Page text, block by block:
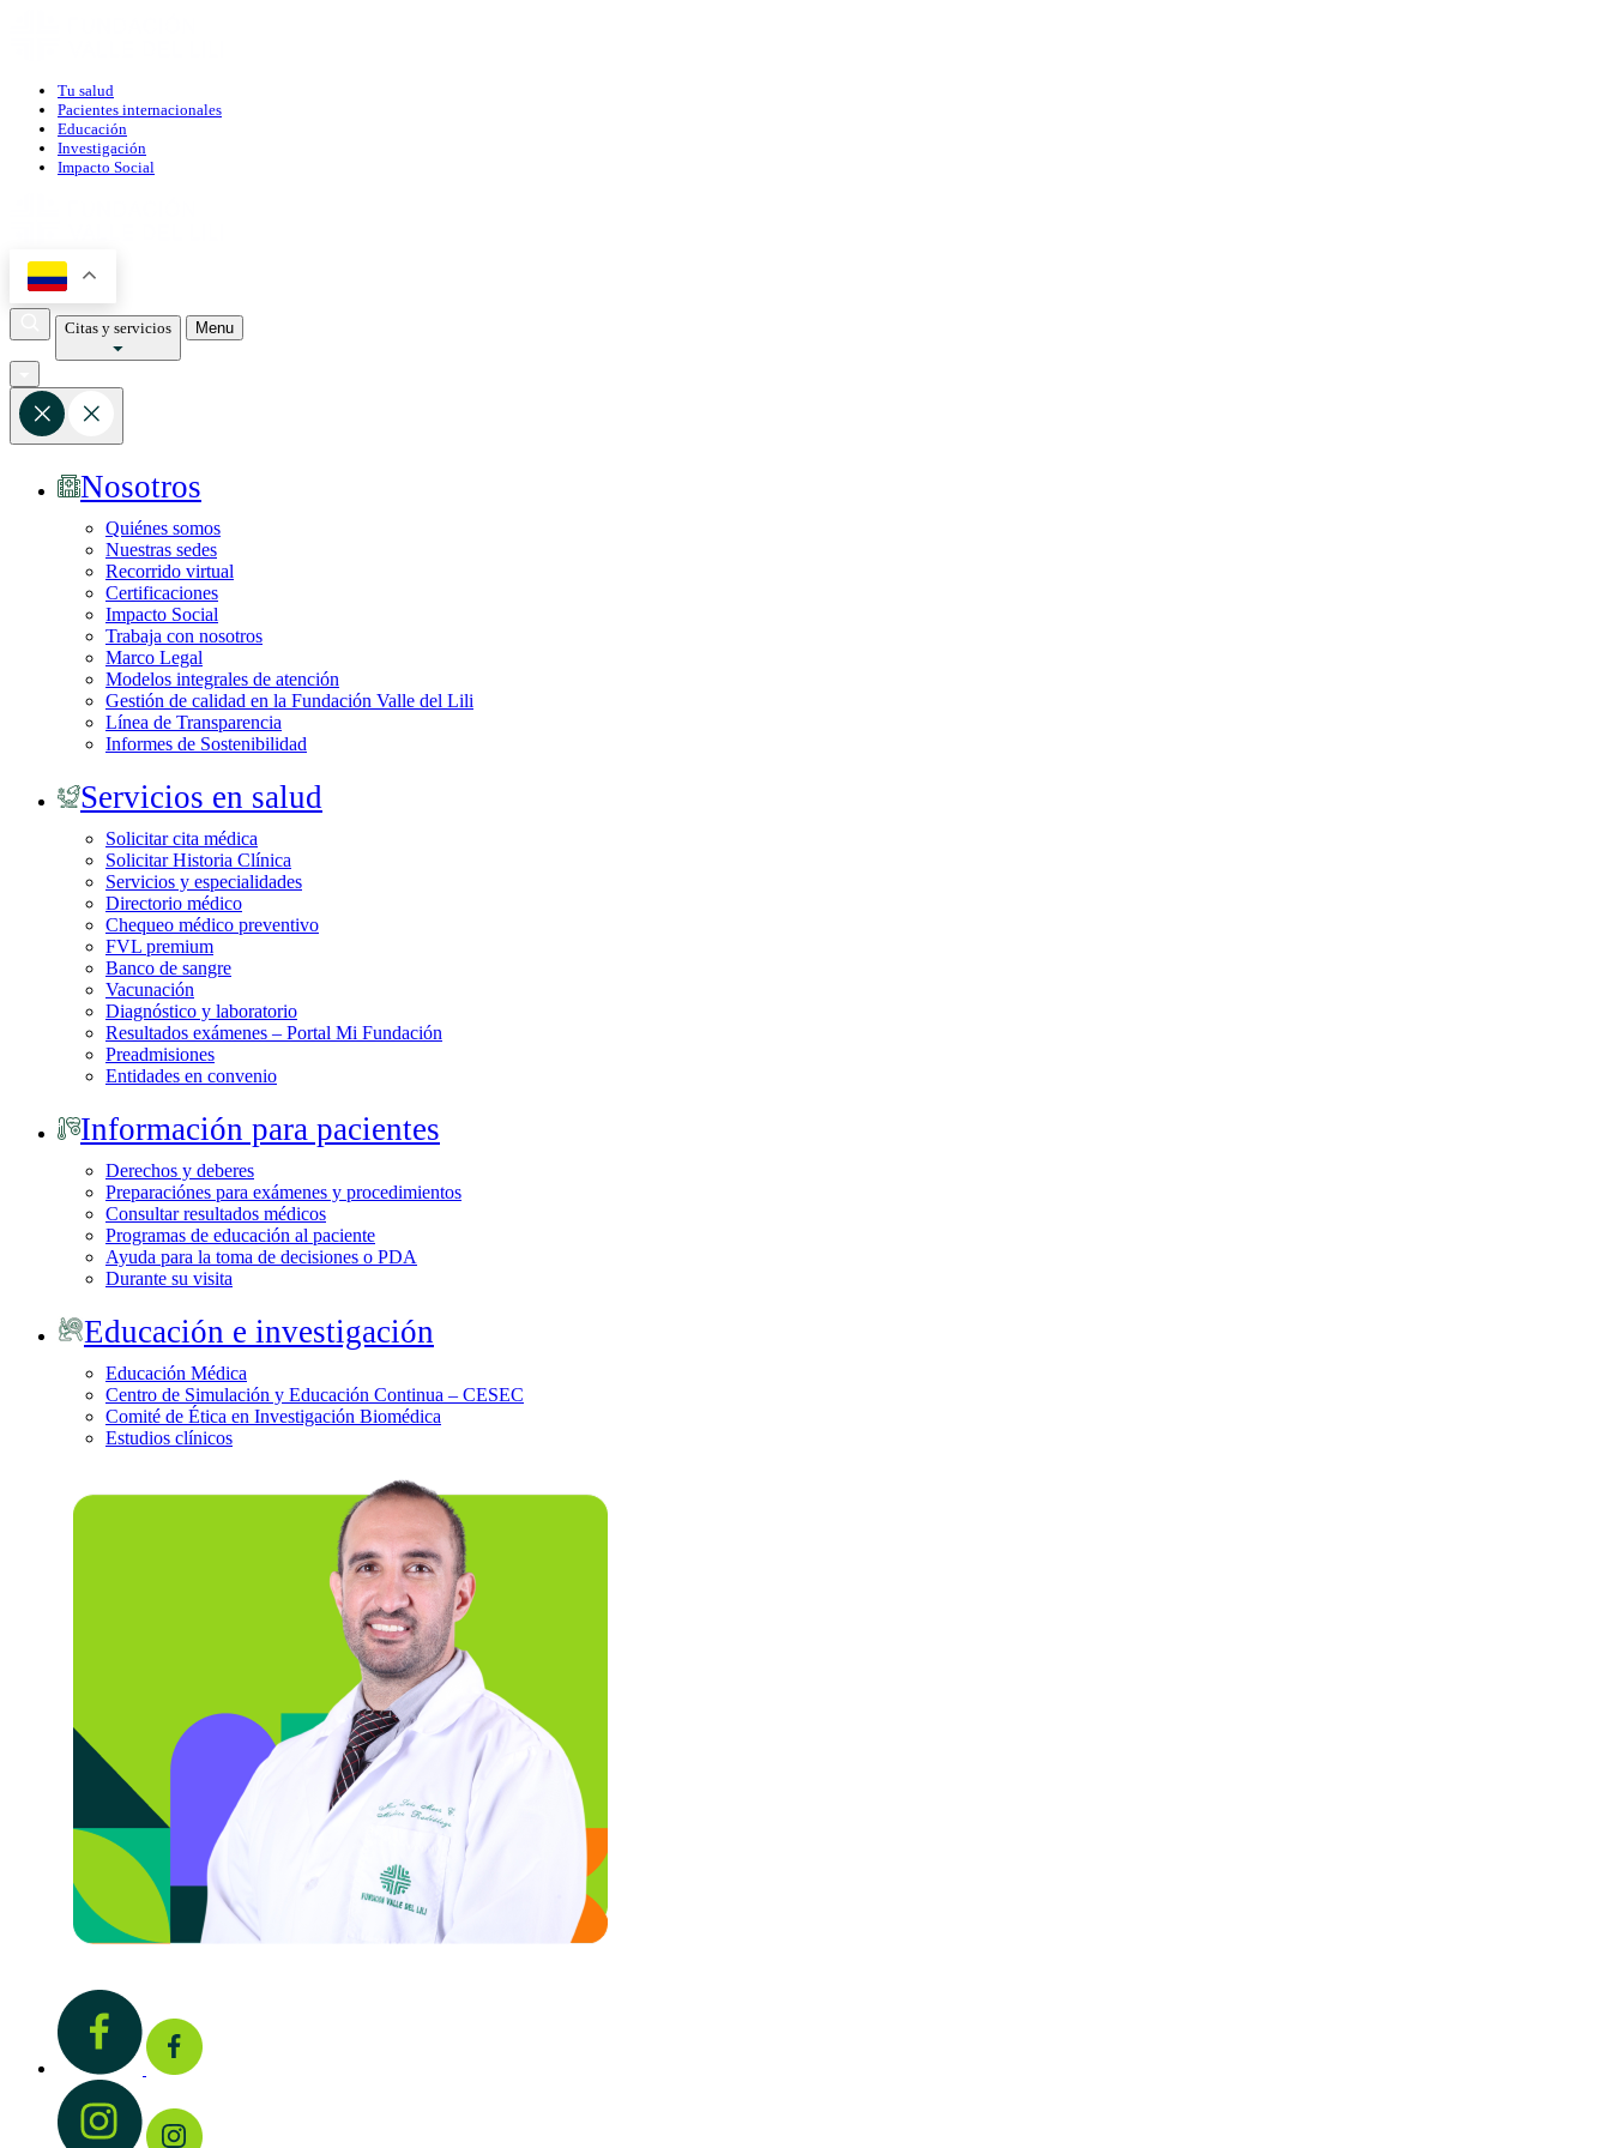
Tu salud
Pacientes internacionales
Educación
Investigación
Impacto Social
Citas y servicios Menu
Nosotros
Quiénes somos
Nuestras sedes
Recorrido virtual
Certificaciones
Impacto Social
Trabaja con nosotros
Marco Legal
Modelos integrales de atención
Gestión de calidad en la Fundación Valle del Lili
Línea de Transparencia
Informes de Sostenibilidad
Servicios en salud
Solicitar cita médica
Solicitar Historia Clínica
Servicios y especialidades
Directorio médico
Chequeo médico preventivo
FVL premium
Banco de sangre
Vacunación
Diagnóstico y laboratorio
Resultados exámenes – Portal Mi Fundación
Preadmisiones
Entidades en convenio
Información para pacientes
Derechos y deberes
Preparaciónes para exámenes y procedimientos
Consultar resultados médicos
Programas de educación al paciente
Ayuda para la toma de decisiones o PDA
Durante su visita
Educación e investigación
Educación Médica
Centro de Simulación y Educación Continua – CESEC
Comité de Ética en Investigación Biomédica
Estudios clínicos